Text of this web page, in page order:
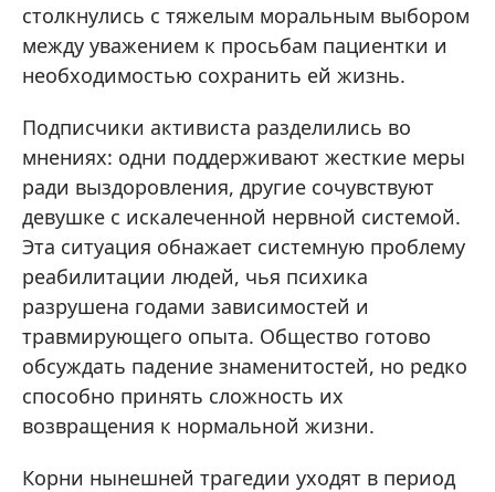
столкнулись с тяжелым моральным выбором
между уважением к просьбам пациентки и
необходимостью сохранить ей жизнь.
Подписчики активиста разделились во
мнениях: одни поддерживают жесткие меры
ради выздоровления, другие сочувствуют
девушке с искалеченной нервной системой.
Эта ситуация обнажает системную проблему
реабилитации людей, чья психика
разрушена годами зависимостей и
травмирующего опыта. Общество готово
обсуждать падение знаменитостей, но редко
способно принять сложность их
возвращения к нормальной жизни.
Корни нынешней трагедии уходят в период